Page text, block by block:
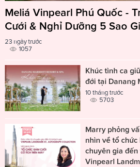
Meliá Vinpearl Phú Quốc -
Cưới & Nghỉ Dưỡng 5 Sao
23 ngày trước
1057
Khúc tình ca
đới tại Danang
10 tháng trước
5703
Marry phỏng
nhìn về tổ
chuyên gia đến
Vinpearl